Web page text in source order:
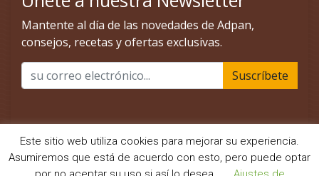
Este sitio web utiliza cookies para mejorar su experiencia.
Asumiremos que está de acuerdo con esto, pero puede optar